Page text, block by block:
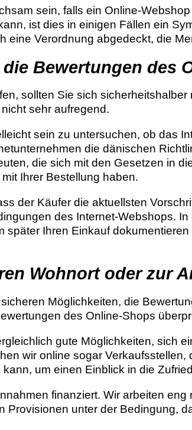
sein, falls ein Online-
ist dies in einigen Fällen ein
eine Verordnung abgedeckt, die
Bewertungen des
sollten Sie sich
sehr aufregend.
sein zu untersuchen, ob das
die dänischen
die sich mit den Gesetzen in
Ihrer Bestellung haben.
der Käufer die aktuellsten
des Internet-Webshops.
später Ihren Einkauf
Wohnort oder zur
Möglichkeiten, die
des Online-Shops
gute Möglichkeiten, sich
wir online sogar
um einen Einblick in die
finanziert. Wir arbeiten
Provisionen unter der Bedingung,